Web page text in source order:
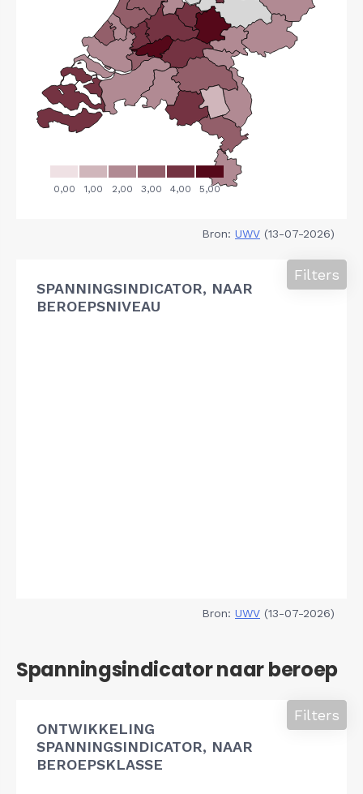
Bron: UWV (13-07-2026)
SPANNINGSINDICATOR, NAAR
BEROEPSNIVEAU
Filters
Bron: UWV (13-07-2026)
Spanningsindicator naar beroep
ONTWIKKELING
SPANNINGSINDICATOR, NAAR
BEROEPSKLASSE
Filters